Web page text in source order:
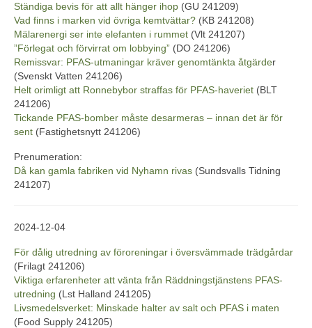
Ständiga bevis för att allt hänger ihop (GU 241209)
Vad finns i marken vid övriga kemtvättar? (KB 241208)
Mälarenergi ser inte elefanten i rummet (Vlt 241207)
”Förlegat och förvirrat om lobbying” (DO 241206)
Remissvar: PFAS-utmaningar kräver genomtänkta åtgärder
(Svenskt Vatten 241206)
Helt orimligt att Ronnebybor straffas för PFAS-haveriet (BLT
241206)
Tickande PFAS-bomber måste desarmeras – innan det är för
sent (Fastighetsnytt 241206)
Prenumeration:
Då kan gamla fabriken vid Nyhamn rivas (Sundsvalls Tidning
241207)
2024-12-04
För dålig utredning av föroreningar i översvämmade trädgårdar
(Frilagt 241206)
Viktiga erfarenheter att vänta från Räddningstjänstens PFAS-
utredning (Lst Halland 241205)
Livsmedelsverket: Minskade halter av salt och PFAS i maten
(Food Supply 241205)